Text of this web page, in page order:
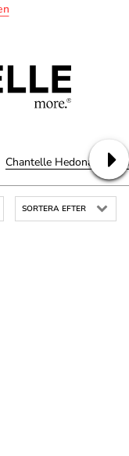
Chantelle Hedona
SORTERA EFTER